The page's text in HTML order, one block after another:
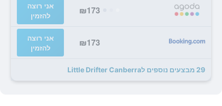
₪173
אני רוצה
להזמין
₪173
אני רוצה
להזמין
29 מבצעים נוספים לLittle Drifter Canberra